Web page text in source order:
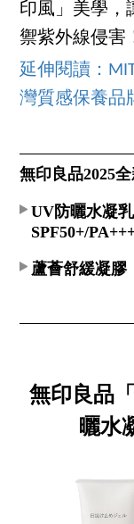
印風」美學，
禦紫外線侵害
延伸閱讀：
灣質感保養品
無印良品2025
UV防曬水凝乳
SPF50+/
蘆薈舒緩凝膠
無印良品
曬水